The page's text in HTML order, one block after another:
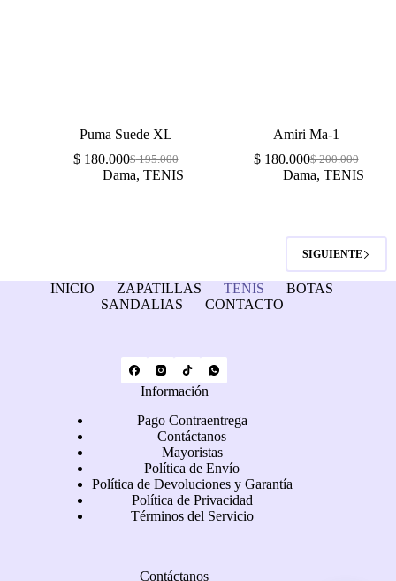
Puma Suede XL
$195.000
$180.000
Dama, TENIS
Amiri Ma-1
$200.000
$180.000
Dama, TENIS
SIGUIENTE
INICIO ZAPATILLAS TENIS
BOTAS
SANDALIAS
CONTACTO
Información
Pago Contraentrega
Contáctanos
Mayoristas
Política de Envío
Política de Devoluciones y Garantía
Política de Privacidad
Términos del Servicio
Contáctanos